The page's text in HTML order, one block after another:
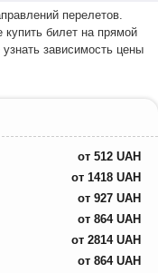
билет на прямой
зависимость цены
от 512 UAH
от 1418 UAH
от 927 UAH
от 864 UAH
от 2814 UAH
от 864 UAH